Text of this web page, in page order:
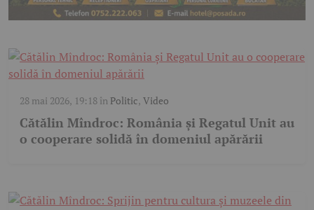
28 mai 2026, 19:18 în Politic, Video
Cătălin Mîndroc: România și Regatul Unit au
o cooperare solidă în domeniul apărării